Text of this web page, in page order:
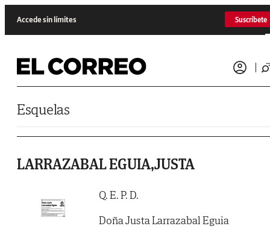
Accede sin límites Suscríbete
Esquelas
LARRAZABAL EGUIA,JUSTA
Q. E. P. D.
Doña Justa Larrazabal Eguia